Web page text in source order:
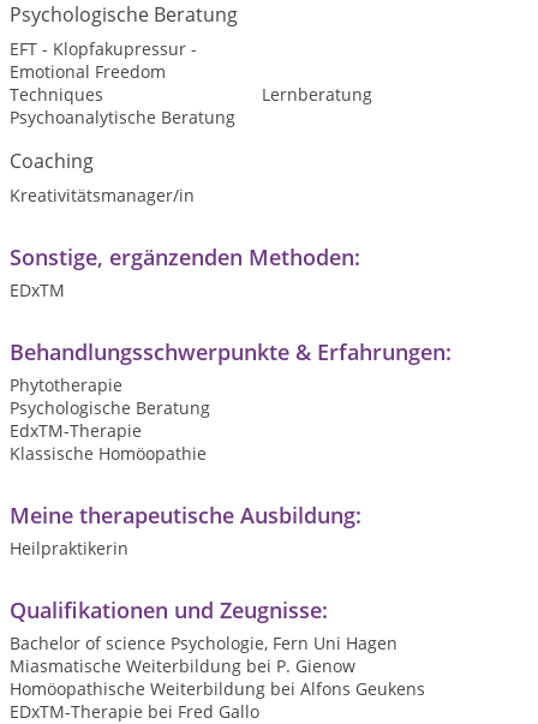
Psychologische Beratung
EFT - Klopfakupressur -
Emotional Freedom
Techniques
Lernberatung
Psychoanalytische Beratung
Coaching
Kreativitätsmanager/in
Sonstige, ergänzenden Methoden:
EDxTM
Behandlungsschwerpunkte & Erfahrungen:
Phytotherapie
Psychologische Beratung
EdxTM-Therapie
Klassische Homöopathie
Meine therapeutische Ausbildung:
Heilpraktikerin
Qualifikationen und Zeugnisse:
Bachelor of science Psychologie, Fern Uni Hagen
Miasmatische Weiterbildung bei P. Gienow
Homöopathische Weiterbildung bei Alfons Geukens
EDxTM-Therapie bei Fred Gallo